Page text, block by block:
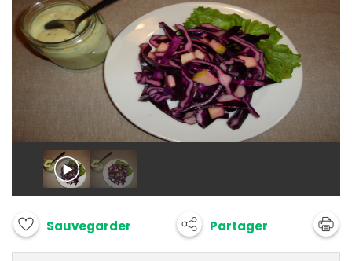
Sauvegarder Partager